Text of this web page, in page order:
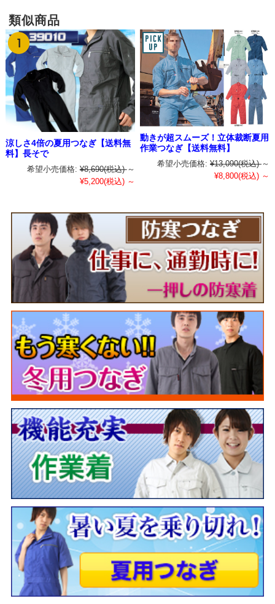
類似商品
涼しさ4倍の夏用つなぎ【送料無
料】長そで
希望小売価格: ¥8,690(税込) ～
¥5,200(税込) ～
動きが超スムーズ！立体裁断夏用
作業つなぎ【送料無料】
希望小売価格: ¥13,090(税込) ～
¥8,800(税込) ～